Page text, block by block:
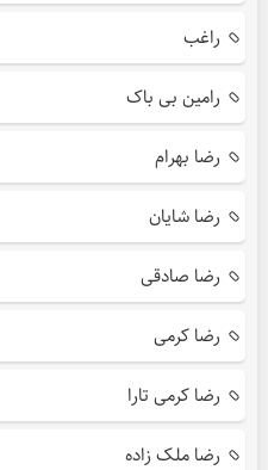
راغب
رامین بی باک
رضا بهرام
رضا شایان
رضا صادقی
رضا کرمی
رضا کرمی تارا
رضا ملک زاده